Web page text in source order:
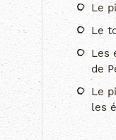
Le
Le
Les
de
Le
les